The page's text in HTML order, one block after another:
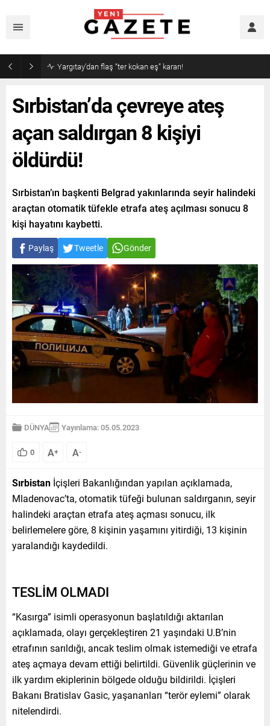
Narin cinayetinde amcadan olay mektup!
Sırbistan’da çevreye ateş
açan saldırgan 8 kişiyi
öldürdü!
Sırbistan’ın başkenti Belgrad yakınlarında seyir halindeki
araçtan otomatik tüfekle etrafa ateş açılması sonucu 8
kişi hayatını kaybetti.
Paylaş Tweetle Gönder
DÜNYA Yayınlama: 05.05.2023
0 A+ A-
Sırbistan İçişleri Bakanlığından yapılan açıklamada,
Mladenovac’ta, otomatik tüfeği bulunan saldırganın, seyir
halindeki araçtan etrafa ateş açması sonucu, ilk
belirlemelere göre, 8 kişinin yaşamını yitirdiği, 13 kişinin
yaralandığı kaydedildi.
TESLİM OLMADI
“Kasırga” isimli operasyonun başlatıldığı aktarılan
açıklamada, olayı gerçekleştiren 21 yaşındaki U.B’nin
etrafının sarıldığı, ancak teslim olmak istemediği ve etrafa
ateş açmaya devam ettiği belirtildi. Güvenlik güçlerinin ve
ilk yardım ekiplerinin bölgede olduğu bildirildi. İçişleri
Bakanı Bratislav Gasic, yaşananları “terör eylemi” olarak
nitelendirdi.